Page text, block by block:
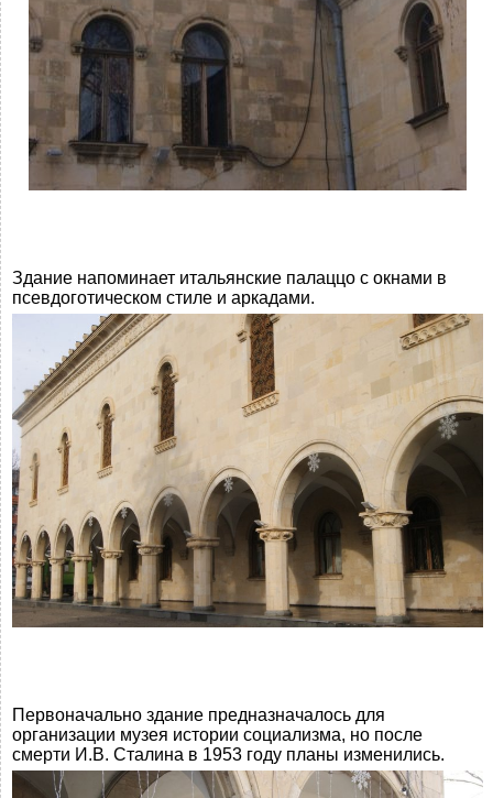
Здание напоминает итальянские палаццо с окнами в
псевдоготическом стиле и аркадами.
Первоначально здание предназначалось для
организации музея истории социализма, но после
смерти И.В. Сталина в 1953 году планы изменились.